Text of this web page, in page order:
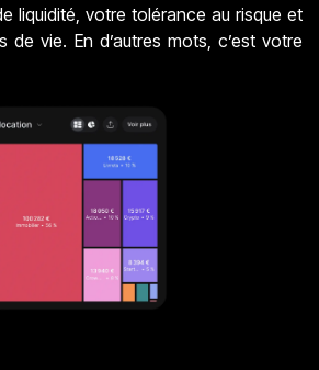
liquidité, votre tolérance au risque et
vie. En d’autres mots, c’est votre